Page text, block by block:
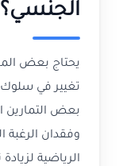
الجنسي؟
يحتاج بعض
تغيير في سلوك
بعض التمارين
وفقدان الرغبة
الرياضية لزيادة